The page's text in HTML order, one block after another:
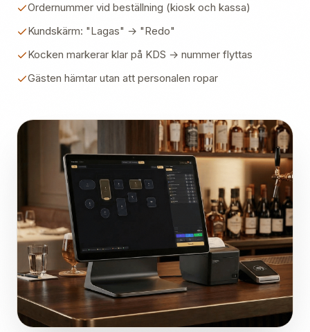
Ordernummer vid beställning (kiosk och kassa)
Kundskärm: "Lagas" → "Redo"
Kocken markerar klar på KDS → nummer flyttas
Gästen hämtar utan att personalen ropar